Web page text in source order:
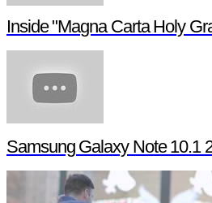
Inside "Magna Carta Holy Grail"
Samsung Galaxy Note 10.1 2014